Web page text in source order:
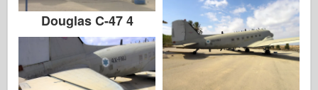
Douglas C-47 4